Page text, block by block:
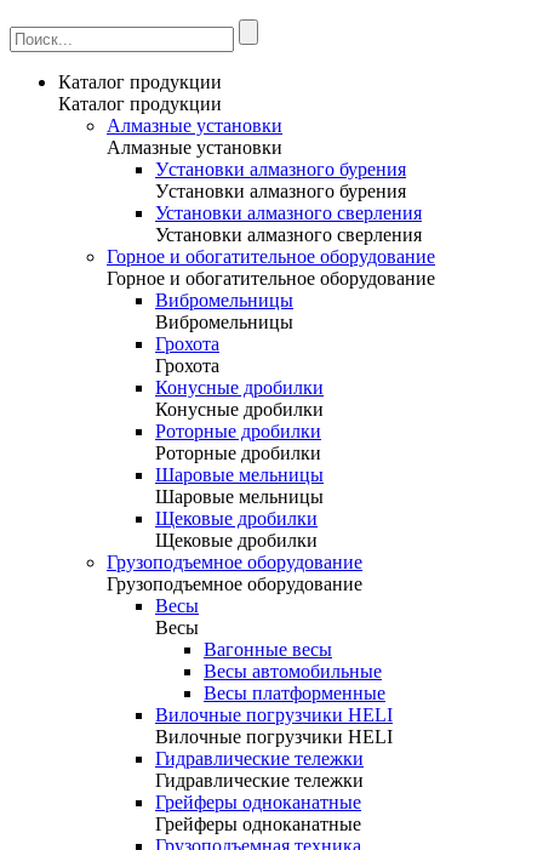
Каталог продукции
Каталог продукции
Алмазные установки
Алмазные установки
Уcтановки алмазного бурения
Уcтановки алмазного бурения
Установки алмазного сверления
Установки алмазного сверления
Горное и обогатительное оборудование
Горное и обогатительное оборудование
Вибромельницы
Вибромельницы
Грохота
Грохота
Конусные дробилки
Конусные дробилки
Роторные дробилки
Роторные дробилки
Шаровые мельницы
Шаровые мельницы
Щековые дробилки
Щековые дробилки
Грузоподъемное оборудование
Грузоподъемное оборудование
Весы
Весы
Вагонные весы
Весы автомобильные
Весы платформенные
Вилочные погрузчики HELI
Вилочные погрузчики HELI
Гидравлические тележки
Гидравлические тележки
Грейферы одноканатные
Грейферы одноканатные
Грузоподъемная техника